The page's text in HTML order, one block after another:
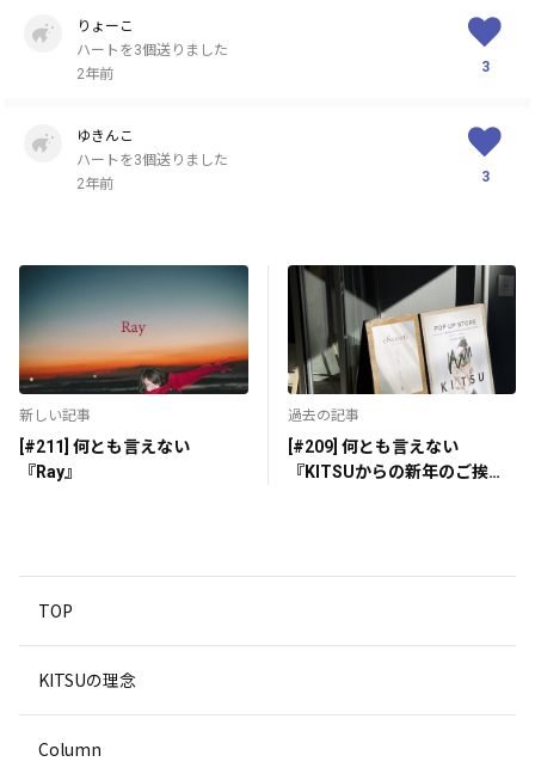
りょーこ
ハートを3個送りました
2年前
3
ゆきんこ
ハートを3個送りました
2年前
3
新しい記事
[#211] 何とも言えない
『Ray』
過去の記事
[#209] 何とも言えない
『KITSUからの新年のご挨
TOP
KITSUの理念
Column